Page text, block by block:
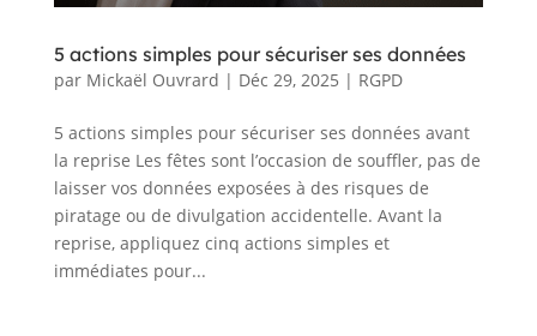
5 actions simples pour sécuriser ses données
par Mickaël Ouvrard | Déc 29, 2025 | RGPD
5 actions simples pour sécuriser ses données avant
la reprise Les fêtes sont l’occasion de souffler, pas de
laisser vos données exposées à des risques de
piratage ou de divulgation accidentelle. Avant la
reprise, appliquez cinq actions simples et
immédiates pour...